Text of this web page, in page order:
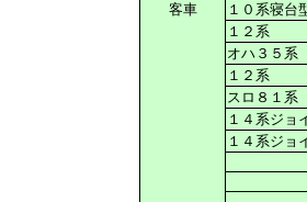
客車
１０系寝台
１２系
オハ３５系
１２系
スロ８１系
１４系ジョ
１４系ジョ